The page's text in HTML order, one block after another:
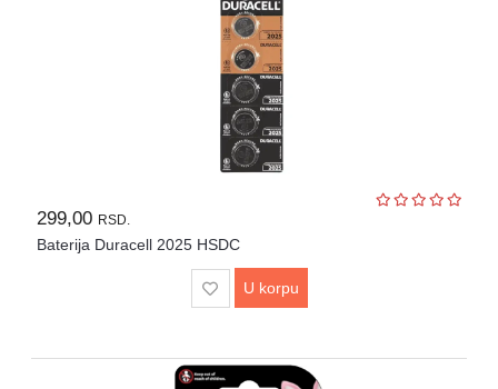
299,00 RSD.
Baterija Duracell 2025 HSDC
U korpu